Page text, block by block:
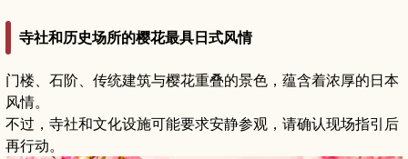
寺社和历史场所的樱花最具日式风情
门楼、石阶、传统建筑与樱花重叠的景色，蕴含着浓厚的日本
风情。
不过，寺社和文化设施可能要求安静参观，请确认现场指引后
再行动。